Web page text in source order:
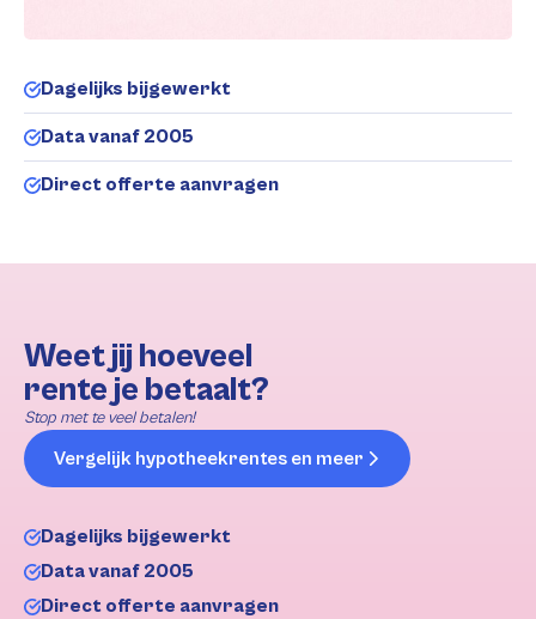
Dagelijks bijgewerkt
Data vanaf 2005
Direct offerte aanvragen
Weet jij hoeveel
rente je betaalt?
Stop met te veel betalen!
Vergelijk hypotheekrentes en meer
Dagelijks bijgewerkt
Data vanaf 2005
Direct offerte aanvragen